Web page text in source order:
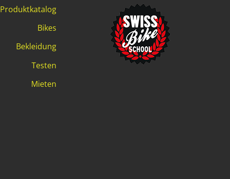
Produktkatalog
Bikes
Bekleidung
Testen
Mieten